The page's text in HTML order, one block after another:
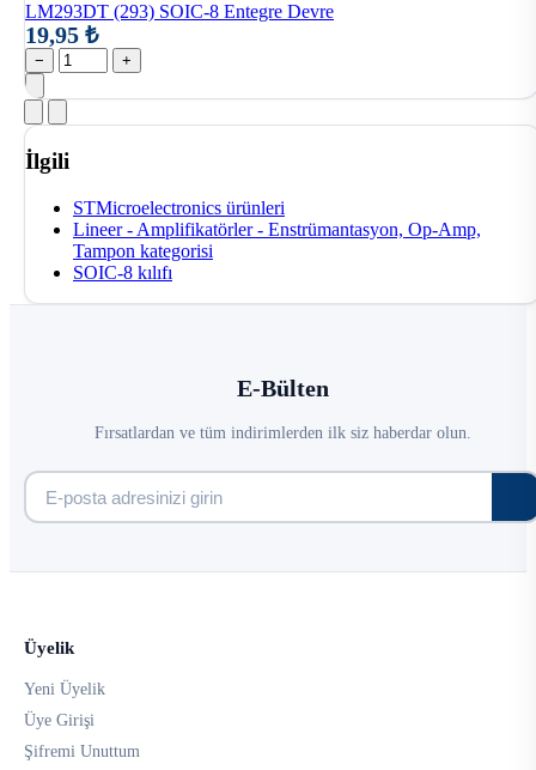
LM293DT (293) SOIC-8 Entegre Devre
19,95 ₺
− +
İlgili
STMicroelectronics ürünleri
Lineer - Amplifikatörler - Enstrümantasyon, Op-Amp,
Tampon kategorisi
SOIC-8 kılıfı
E-Bülten
Fırsatlardan ve tüm indirimlerden ilk siz haberdar olun.
Üyelik
Yeni Üyelik
Üye Girişi
Şifremi Unuttum